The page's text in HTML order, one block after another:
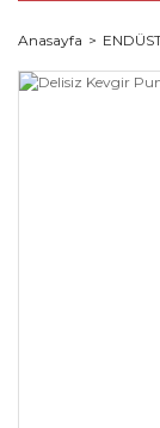
Anasayfa